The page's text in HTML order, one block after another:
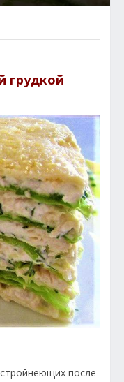
грудкой
после